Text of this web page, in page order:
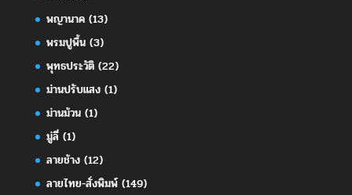
พญานาค(13)
พรมปูพื้น(3)
พุทธประวัติ(22)
ม่านปรับแสง(1)
ม่านม้วน(1)
มู่ลี่(1)
ลายช้าง(12)
ลายไทย-สั่งพิมพ์(149)